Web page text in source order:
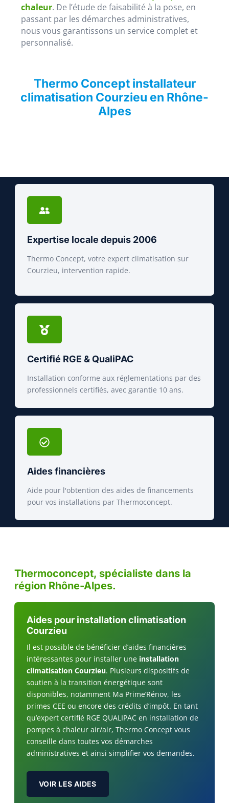
chaleur. De l’étude de faisabilité à la pose, en
passant par les démarches administratives,
nous vous garantissons un service complet et
personnalisé.
Thermo Concept installateur
climatisation Courzieu en Rhône-
Alpes
Expertise locale depuis 2006
Thermo Concept, votre expert climatisation sur
Courzieu, intervention rapide.
Certifié RGE & QualiPAC
Installation conforme aux réglementations par des
professionnels certifiés, avec garantie 10 ans.
Aides financières
Aide pour l'obtention des aides de financements
pour vos installations par Thermoconcept.
Thermoconcept, spécialiste dans la
région Rhône-Alpes.
Aides pour installation climatisation
Courzieu
Il est possible de bénéficier d’aides financières
intéressantes pour installer une installation
climatisation Courzieu. Plusieurs dispositifs de
soutien à la transition énergétique sont
disponibles, notamment Ma Prime’Rénov, les
primes CEE ou encore des crédits d’impôt. En tant
qu’expert certifié RGE QUALIPAC en installation de
pompes à chaleur air/air, Thermo Concept vous
conseille dans toutes vos démarches
administratives et ainsi simplifier vos demandes.
VOIR LES AIDES